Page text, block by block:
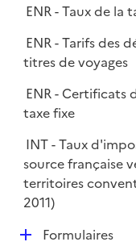
ENR - Taux de la
ENR - Tarifs des
titres de voyages
ENR - Certificats
taxe fixe
INT - Taux
source française
territoires
2011)
DFormulaires